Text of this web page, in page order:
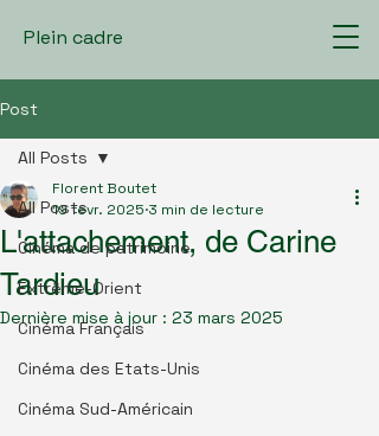
Plein cadre
Post
All Posts
Cinéma de patrimoine
Extrême-Orient
Cinéma Français
Cinéma des Etats-Unis
Cinéma Sud-Américain
All Posts
L'attachement, de Carine
Tardieu
Florent Boutet
19 févr. 2025 3 min de lecture
Dernière mise à jour : 23 mars 2025